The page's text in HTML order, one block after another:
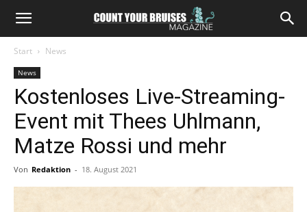
Start News
News
Kostenloses Live-Streaming-
Event mit Thees Uhlmann,
Matze Rossi und mehr
Von Redaktion - 18. August 2021